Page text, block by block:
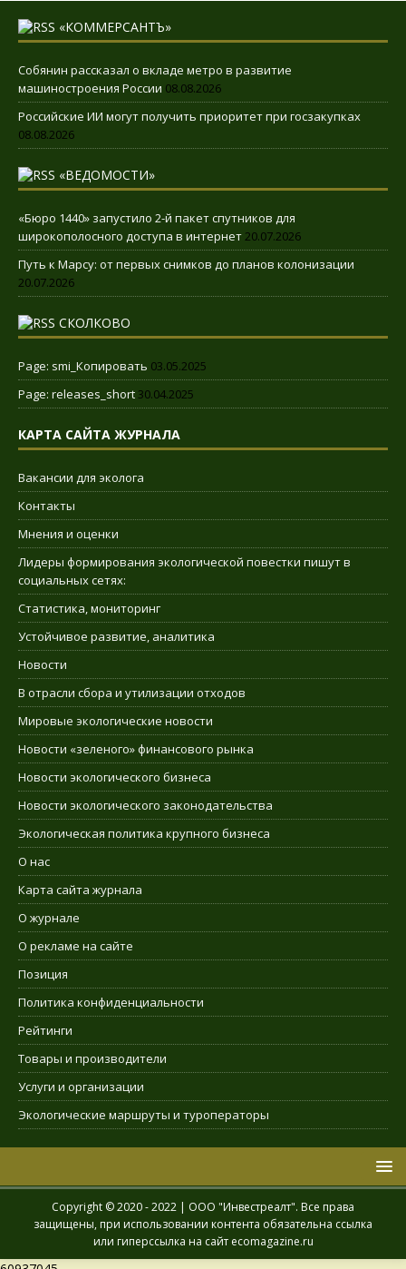
«КОММЕРСАНТЪ»
Собянин рассказал о вкладе метро в развитие
машиностроения России 08.08.2026
Российские ИИ могут получить приоритет при госзакупках
08.08.2026
«ВЕДОМОСТИ»
«Бюро 1440» запустило 2-й пакет спутников для
широкополосного доступа в интернет20.07.2026
Путь к Марсу: от первых снимков до планов колонизации
20.07.2026
СКОЛКОВО
Page: smi_Копировать 03.05.2025
Page: releases_short 30.04.2025
КАРТА САЙТА ЖУРНАЛА
Вакансии для эколога
Контакты
Мнения и оценки
Лидеры формирования экологической повестки пишут в
социальных сетях:
Статистика, мониторинг
Устойчивое развитие, аналитика
Новости
В отрасли сбора и утилизации отходов
Мировые экологические новости
Новости «зеленого» финансового рынка
Новости экологического бизнеса
Новости экологического законодательства
Экологическая политика крупного бизнеса
О нас
Карта сайта журнала
О журнале
О рекламе на сайте
Позиция
Политика конфиденциальности
Рейтинги
Товары и производители
Услуги и организации
Экологические маршруты и туроператоры
Copyright © 2020 - 2022 | ООО "Инвестреалт". Все права
защищены, при использовании контента обязательна ссылка
или гиперссылка на сайт ecomagazine.ru